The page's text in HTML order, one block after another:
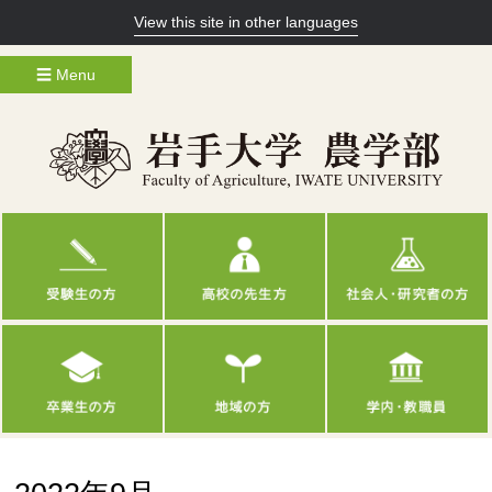
View this site in other languages
☰ Menu